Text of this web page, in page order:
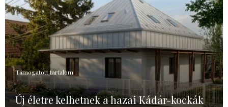
Támogatott tartalom
Új életre kelhetnek a hazai Kádár-kockák